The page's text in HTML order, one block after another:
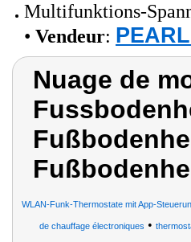
Multifunktions-
• Vendeur:
Nuage de
WLAN-Funk-Thermostate mit App-
de chauffage électroniques •